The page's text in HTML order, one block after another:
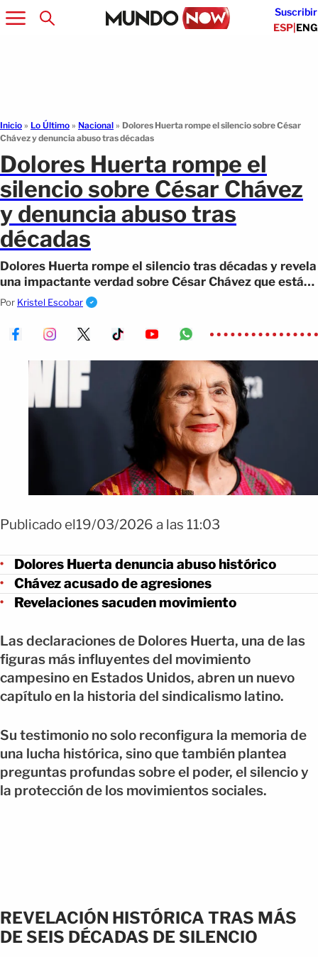
Suscribir
ESP|ENG
Inicio » Lo Último » Nacional » Dolores Huerta rompe el silencio sobre César
Chávez y denuncia abuso tras décadas
Dolores Huerta rompe el
silencio sobre César Chávez
y denuncia abuso tras
décadas
Dolores Huerta rompe el silencio tras décadas y revela
una impactante verdad sobre César Chávez que está
generando polémica y debate.
Por Kristel Escobar
Publicado el19/03/2026 a las 11:03
Dolores Huerta denuncia abuso histórico
Chávez acusado de agresiones
Revelaciones sacuden movimiento
Las declaraciones de Dolores Huerta, una de las
figuras más influyentes del movimiento
campesino en Estados Unidos, abren un nuevo
capítulo en la historia del sindicalismo latino.
Su testimonio no solo reconfigura la memoria de
una lucha histórica, sino que también plantea
preguntas profundas sobre el poder, el silencio y
la protección de los movimientos sociales.
REVELACIÓN HISTÓRICA TRAS MÁS
DE SEIS DÉCADAS DE SILENCIO